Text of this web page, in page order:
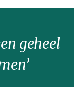
geheel